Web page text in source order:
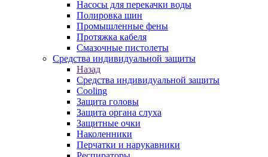
Насосы для перекачки воды
Полировка шин
Промышленные фены
Протяжка кабеля
Смазочные пистолеты
Средства индивидуальной защиты
Назад
Средства индивидуальной защиты
Cooling
Защита головы
Защита органа слуха
Защитные очки
Наколенники
Перчатки и нарукавники